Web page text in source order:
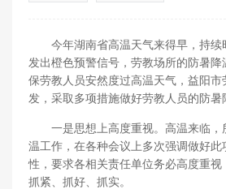
今年湖南省高温天气来得早，持续
发出橙色预警信号，劳教场所的防暑
保劳教人员安然度过高温天气，益阳市
发，采取多项措施做好劳教人员的防暑
一是思想上高度重视。高温来临，
温工作，在各种会议上多次强调做好
性，要求各相关责任单位务必高度重
抓紧、抓好、抓实。